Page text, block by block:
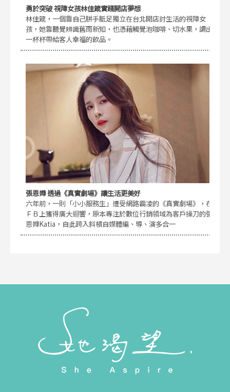
勇於突破 視障女孩林佳箴實踐開店夢想
林佳箴，一個靠自己胼手胝足獨立在台北開店討生活的視障女
孩，她靠聽覺辨識舊雨新知，也憑藉觸覺泡咖啡、切水果，調出
一杯杯帶給客人幸福的飲品。
張恩嬅 透過《真實劇場》讓生活更美好
六年前，一則「小小服務生」遭受網路霸凌的《真實劇場》，在
ＦＢ上獲得廣大迴響，原本專注於數位行銷領域為客戶操刀的張
恩嬅Katia，自此跨入斜槓自媒體編、導、演多合一